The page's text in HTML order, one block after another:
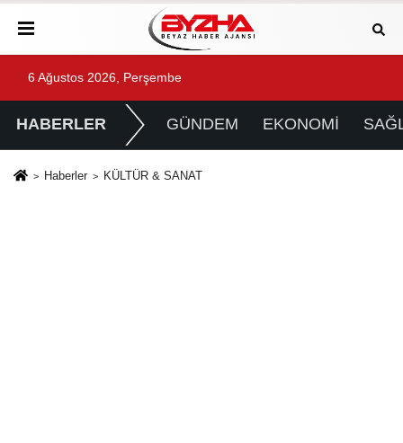
6 Ağustos 2026, Perşembe
HABERLER GÜNDEM EKONOMİ
Haberler KÜLTÜR & SANAT